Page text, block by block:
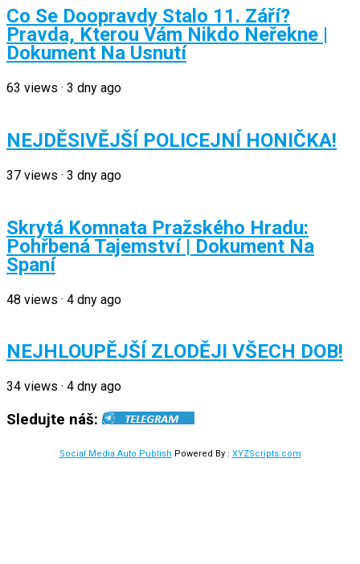
Co Se Doopravdy Stalo 11. Září?
Pravda, Kterou Vám Nikdo Neřekne |
Dokument Na Usnutí
63 views · 3 dny ago
NEJDĚSIVĚJŠÍ POLICEJNÍ HONIČKA!
37 views · 3 dny ago
Skrytá Komnata Pražského Hradu:
Pohřbená Tajemství | Dokument Na
Spaní
48 views · 4 dny ago
NEJHLOUPĚJŠÍ ZLODĚJI VŠECH DOB!
34 views · 4 dny ago
Sledujte náš:
Social Media Auto Publish Powered By : XYZScripts.com